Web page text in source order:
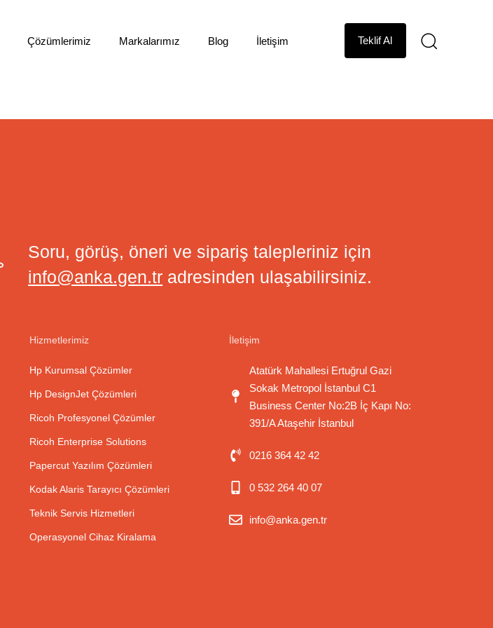
Çözümlerimiz Markalarımız Blog İletişim Teklif Al
Soru, görüş, öneri ve sipariş talepleriniz için
info@anka.gen.tr adresinden ulaşabilirsiniz.
Hizmetlerimiz
Hp Kurumsal Çözümler
Hp DesignJet Çözümleri
Ricoh Profesyonel Çözümler
Ricoh Enterprise Solutions
Papercut Yazılım Çözümleri
Kodak Alaris Tarayıcı Çözümleri
Teknik Servis Hizmetleri
Operasyonel Cihaz Kiralama
İletişim
Atatürk Mahallesi Ertuğrul Gazi
Sokak Metropol İstanbul C1
Business Center No:2B İç Kapı No:
391/A Ataşehir İstanbul
0216 364 42 42
0 532 264 40 07
info@anka.gen.tr